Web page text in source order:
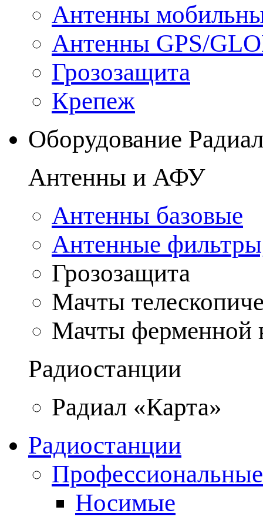
Антенны
Антенны GPS/
Грозозащита
Крепеж
Оборудование Радиал
Антенны и АФУ
Антенны базовые
Антенные
Грозозащита
Мачты
Мачты ферменной
Радиостанции
Радиал «Карта»
Радиостанции
Носимые